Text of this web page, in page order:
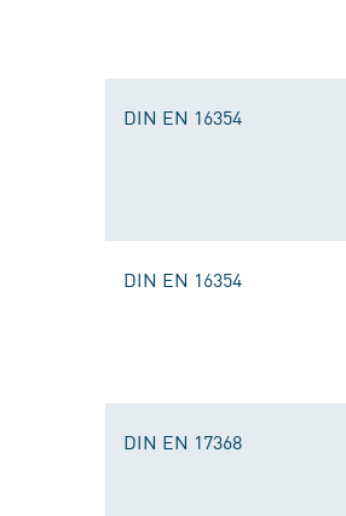
DIN EN 16354
DIN EN 16354
DIN EN 17368